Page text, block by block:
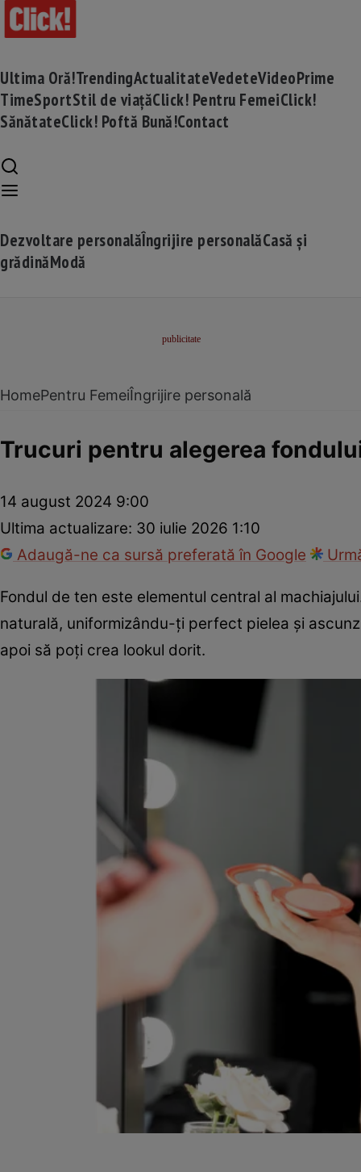
Ultima Oră!TrendingActualitateVedeteVideoPrime
TimeSportStil de viațăClick! Pentru FemeiClick!
SănătateClick! Poftă Bună!Contact
Dezvoltare personalăÎngrijire personalăCasă și
grădinăModă
HomePentru FemeiÎngrijire personală
Trucuri pentru alegerea
14 august 2024 9:00
Ultima actualizare: 30 iulie 2026 1:10
Adaugă-ne ca sursă preferată în Google
Fondul de ten este elementul central al
naturală, uniformizându-ți perfect pielea și
apoi să poți crea lookul dorit.